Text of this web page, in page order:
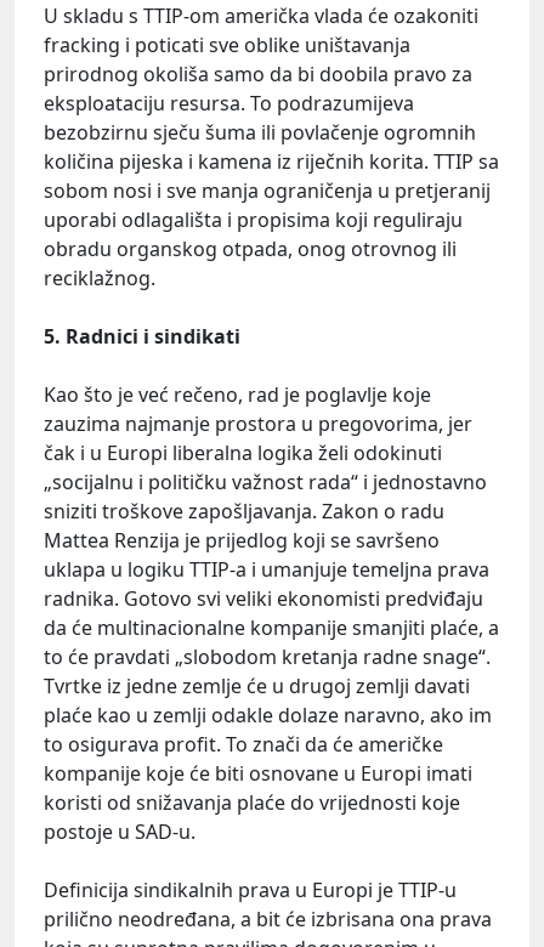
U skladu s TTIP-om američka vlada će ozakoniti
fracking i poticati sve oblike uništavanja
prirodnog okoliša samo da bi doobila pravo za
eksploataciju resursa. To podrazumijeva
bezobzirnu sječu šuma ili povlačenje ogromnih
količina pijeska i kamena iz riječnih korita. TTIP sa
sobom nosi i sve manja ograničenja u pretjeranij
uporabi odlagališta i propisima koji reguliraju
obradu organskog otpada, onog otrovnog ili
reciklažnog.
5. Radnici i sindikati
Kao što je već rečeno, rad je poglavlje koje
zauzima najmanje prostora u pregovorima, jer
čak i u Europi liberalna logika želi odokinuti
„socijalnu i političku važnost rada“ i jednostavno
sniziti troškove zapošljavanja. Zakon o radu
Mattea Renzija je prijedlog koji se savršeno
uklapa u logiku TTIP-a i umanjuje temeljna prava
radnika. Gotovo svi veliki ekonomisti predviđaju
da će multinacionalne kompanije smanjiti plaće, a
to će pravdati „slobodom kretanja radne snage“.
Tvrtke iz jedne zemlje će u drugoj zemlji davati
plaće kao u zemlji odakle dolaze naravno, ako im
to osigurava profit. To znači da će američke
kompanije koje će biti osnovane u Europi imati
koristi od snižavanja plaće do vrijednosti koje
postoje u SAD-u.
Definicija sindikalnih prava u Europi je TTIP-u
prilično neodređana, a bit će izbrisana ona prava